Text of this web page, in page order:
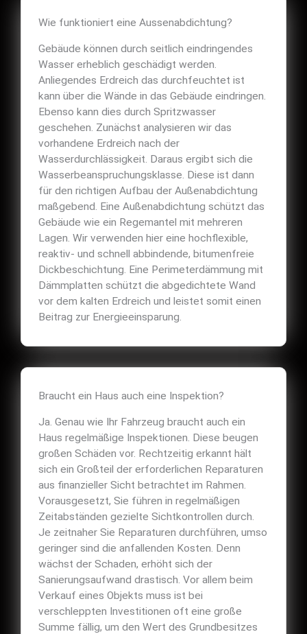
Wie funktioniert eine Aussenabdichtung?
Gebäude können durch seitlich eindringendes
Wasser erheblich geschädigt werden.
Anliegendes Erdreich das durchfeuchtet ist
kann über die Wände in das Gebäude eindringen.
Ebenso kann dies durch Spritzwasser
geschehen. Zunächst analysieren wir das
vorhandene Erdreich nach der
Wasserdurchlässigkeit. Daraus ergibt sich die
Wasserbeanspruchungsklasse. Diese ist dann
für den richtigen Aufbau der Außenabdichtung
maßgebend. Eine Außenabdichtung schützt das
Gebäude wie ein Regemantel mit mehreren
Lagen. Wir verwenden hier eine hochflexible,
reaktiv- und schnell abbindende, bitumenfreie
Dickbeschichtung. Eine Perimeterdämmung mit
Dämmplatten schützt die abgedichtete Wand
vor dem kalten Erdreich und leistet somit einen
Beitrag zur Energieeinsparung.
Braucht ein Haus auch eine Inspektion?
Ja. Genau wie Ihr Fahrzeug braucht auch ein
Haus regelmäßige Inspektionen. Diese beugen
großen Schäden vor. Rechtzeitig erkannt hält
sich ein Großteil der erforderlichen Reparaturen
aus finanzieller Sicht betrachtet im Rahmen.
Vorausgesetzt, Sie führen in regelmäßigen
Zeitabständen gezielte Sichtkontrollen durch.
Je zeitnaher Sie Reparaturen durchführen, umso
geringer sind die anfallenden Kosten. Denn
wächst der Schaden, erhöht sich der
Sanierungsaufwand drastisch. Vor allem beim
Verkauf eines Objekts muss ist bei
verschleppten Investitionen oft eine große
Summe fällig, um den Wert des Grundbesitzes